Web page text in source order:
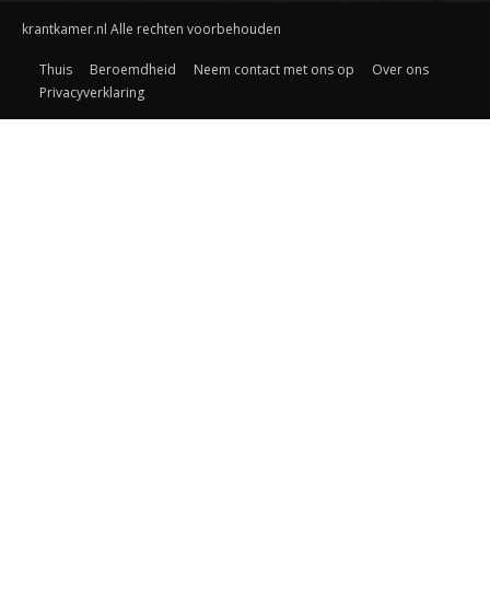
krantkamer.nl Alle rechten voorbehouden
Thuis Beroemdheid Neem contact met ons op
Over ons
Privacyverklaring